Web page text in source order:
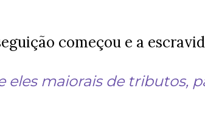
começou e a
eles maiorais de tributos,